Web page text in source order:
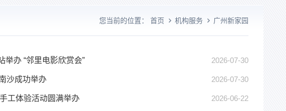
您当前的位置： 首页 机构服务 广州新家园
办 “邻里电影欣赏会” 2026-07-30
沙成功举办 2026-07-30
工体验活动圆满举办 2026-06-22